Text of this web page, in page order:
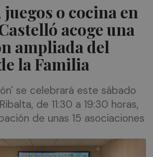
o cocina en
acoge una
ampliada del
la Familia
se celebrará este sábado
de 11:30 a 19:30 horas,
de unas 15 asociaciones